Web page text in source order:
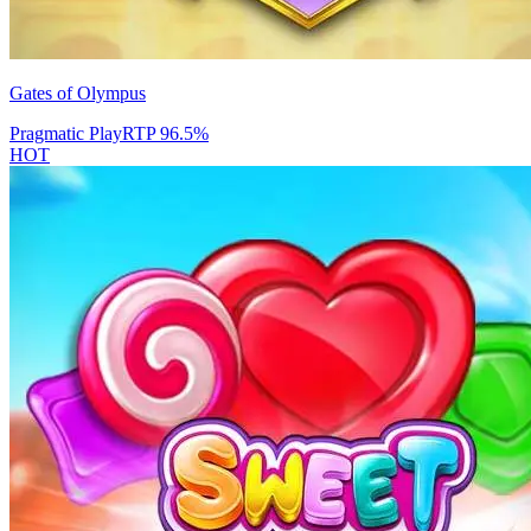
Gates of Olympus
Pragmatic PlayRTP96.5%
HOT